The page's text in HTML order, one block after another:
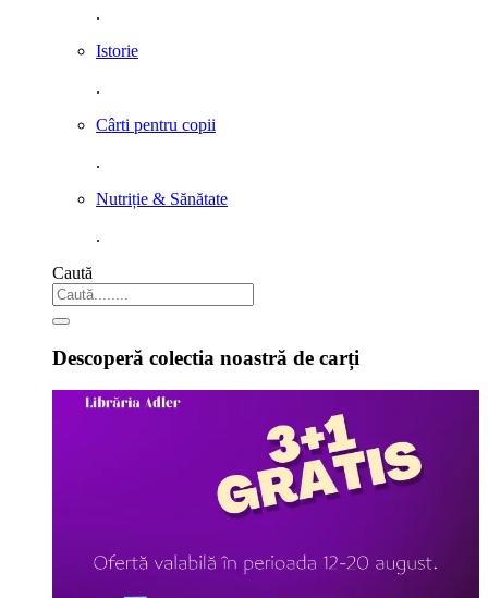
.
Istorie
.
Cârti pentru copii
.
Nutriție & Sănătate
.
Caută
Descoperă colectia noastră de carți